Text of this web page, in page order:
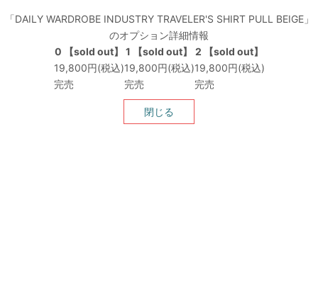
「DAILY WARDROBE INDUSTRY TRAVELER'S SHIRT PULL BEIGE」
のオプション詳細情報
0 【sold out】
1 【sold out】
2 【sold out】
19,800円(税込)
完売
19,800円(税込)
完売
19,800円(税込)
完売
閉じる